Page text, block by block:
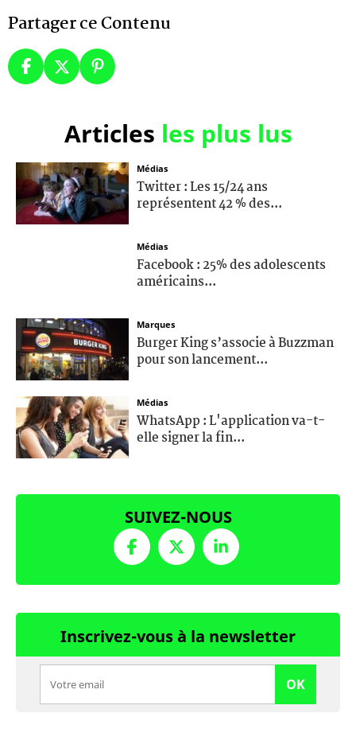
Partager ce Contenu
Articles les plus lus
Médias
Twitter : Les 15/24 ans
représentent 42 % des...
Médias
Facebook : 25% des adolescents
américains...
Marques
Burger King s’associe à Buzzman
pour son lancement...
Médias
WhatsApp : L'application va-t-
elle signer la fin...
SUIVEZ-NOUS
Inscrivez-vous à la newsletter
OK